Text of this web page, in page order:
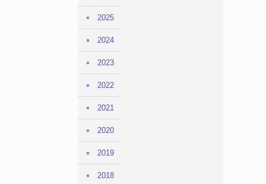
2025
2024
2023
2022
2021
2020
2019
2018